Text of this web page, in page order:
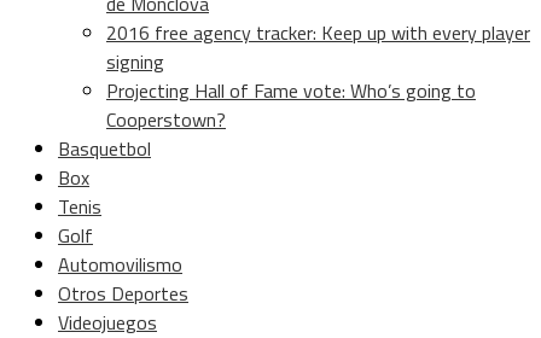
2016 free agency tracker: Keep up with every player
signing
Projecting Hall of Fame vote: Who’s going to
Cooperstown?
Basquetbol
Box
Tenis
Golf
Automovilismo
Otros Deportes
Videojuegos